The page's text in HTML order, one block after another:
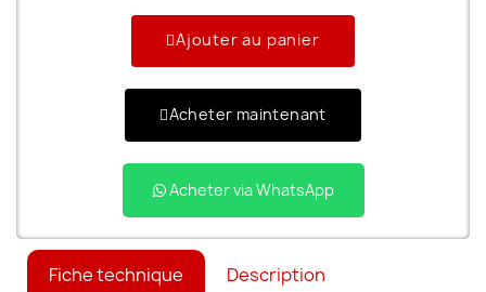
Ajouter au panier
Acheter maintenant
Acheter via WhatsApp
Fiche technique Description